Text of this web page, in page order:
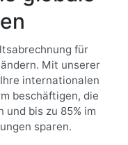
für
Mit unserer
internationalen
beschäftigen, die
und bis zu 85% im
sparen.